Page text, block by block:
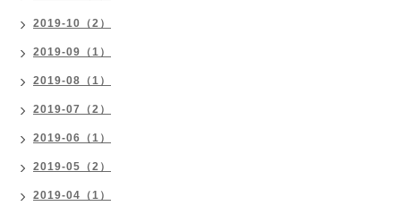
2019-10（2）
2019-09（1）
2019-08（1）
2019-07（2）
2019-06（1）
2019-05（2）
2019-04（1）